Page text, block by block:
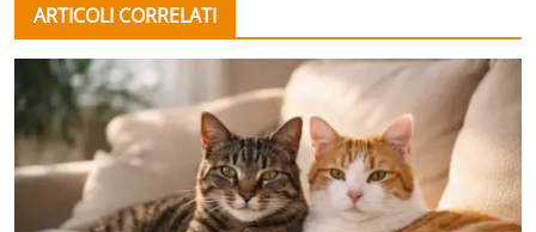
ARTICOLI CORRELATI